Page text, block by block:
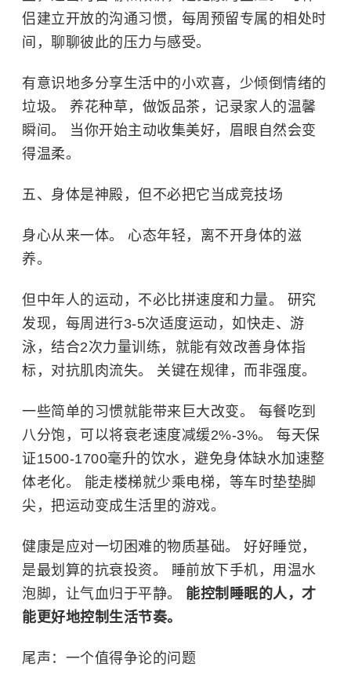
侣建立开放的沟通习惯，每周预留专属的相处时
间，聊聊彼此的压力与感受。
有意识地多分享生活中的小欢喜，少倾倒情绪的
垃圾。 养花种草，做饭品茶，记录家人的温馨
瞬间。 当你开始主动收集美好，眉眼自然会变
得温柔。
五、身体是神殿，但不必把它当成竞技场
身心从来一体。 心态年轻，离不开身体的滋
养。
但中年人的运动，不必比拼速度和力量。 研究
发现，每周进行3-5次适度运动，如快走、游
泳，结合2次力量训练，就能有效改善身体指
标，对抗肌肉流失。 关键在规律，而非强度。
一些简单的习惯就能带来巨大改变。 每餐吃到
八分饱，可以将衰老速度减缓2%-3%。 每天保
证1500-1700毫升的饮水，避免身体缺水加速整
体老化。 能走楼梯就少乘电梯，等车时垫垫脚
尖，把运动变成生活里的游戏。
健康是应对一切困难的物质基础。 好好睡觉，
是最划算的抗衰投资。 睡前放下手机，用温水
泡脚，让气血归于平静。 能控制睡眠的人，才
能更好地控制生活节奏。
尾声：一个值得争论的问题